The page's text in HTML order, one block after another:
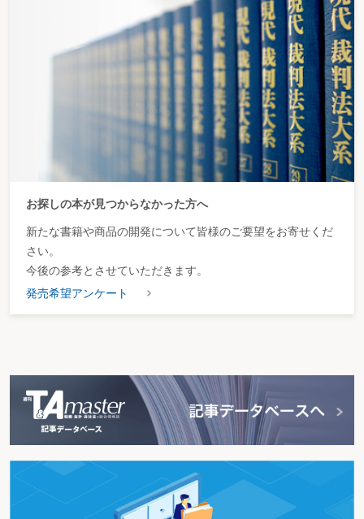
お探しの本が見つからなかった方へ
新たな書籍や商品の開発について皆様のご要望をお寄せくだ
さい。
今後の参考とさせていただきます。
発売希望アンケート